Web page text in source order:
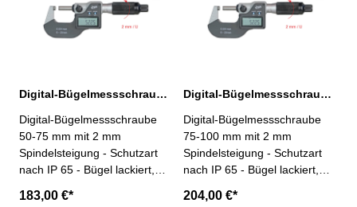
Messbereich 0 - 25 mm
Behältnis/Kasten Messbereich
25 - 50 mm
Digital-Bügelmessschraube 50-75 mm mit 2 mm Spindelsteigung IP 65
Digital-Bügelmessschraube
50-75 mm mit 2 mm
Spindelsteigung - Schutzart
nach IP 65 - Bügel lackiert,
mit HM-Messflächen ø 6,5
183,00 €*
Digital-Bügelmessschraube 75-100 mm mit 2 mm Spindelsteigung IP 65
Digital-Bügelmessschraube
75-100 mm mit 2 mm
Spindelsteigung - Schutzart
nach IP 65 - Bügel lackiert,
mit HM-Messflächen ø 6,5
204,00 €*